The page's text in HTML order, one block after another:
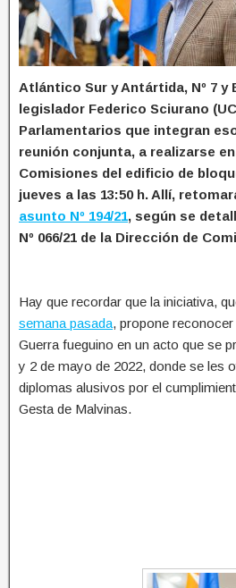
Atlántico Sur y Antártida, Nº 7 y
legislador Federico Sciurano
Parlamentarios que integran
reunión conjunta, a realizarse
Comisiones del edificio de
jueves a las 13:50 h. Allí,
asunto Nº 194/21, según se
Nº 066/21 de la Dirección de
Hay que recordar que la iniciativa,
semana pasada, propone
Guerra fueguino en un acto que se
y 2 de mayo de 2022, donde se les
diplomas alusivos por el
Gesta de Malvinas.